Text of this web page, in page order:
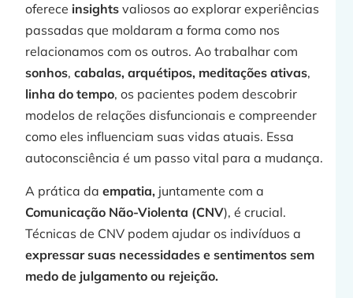
oferece insights valiosos ao explorar experiências
passadas que moldaram a forma como nos
relacionamos com os outros. Ao trabalhar com
sonhos,cabalas, arquétipos, meditações ativas,
linha do tempo, os pacientes podem descobrir
modelos de relações disfuncionais e compreender
como eles influenciam suas vidas atuais. Essa
autoconsciência é um passo vital para a mudança.
A prática da empatia, juntamente com a
Comunicação Não-Violenta (CNV), é crucial.
Técnicas de CNV podem ajudar os indivíduos a
expressar suas necessidades e sentimentos sem
medo de julgamento ou rejeição.